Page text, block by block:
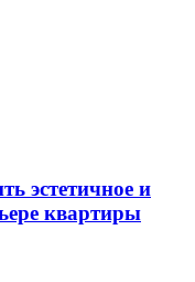
эстетичное и
квартиры